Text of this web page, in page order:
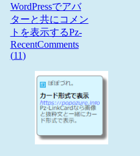
WordPressでアバ
ターと共にコメン
トを表示するPz-
RecentComments
(11)